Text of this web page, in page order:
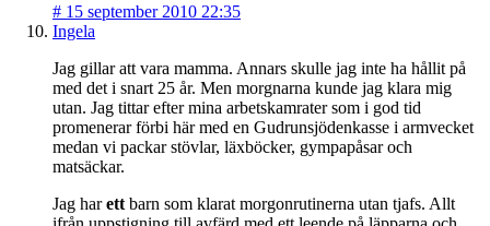
# 15 september 2010 22:35
Ingela
Jag gillar att vara mamma. Annars skulle jag inte ha hållit på
med det i snart 25 år. Men morgnarna kunde jag klara mig
utan. Jag tittar efter mina arbetskamrater som i god tid
promenerar förbi här med en Gudrunsjödenkasse i armvecket
medan vi packar stövlar, läxböcker, gympapåsar och
matsäckar.
Jag harett barn som klarat morgonrutinerna utan tjafs. Allt